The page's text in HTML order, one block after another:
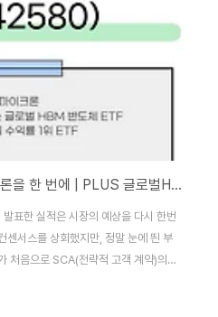
당주Plus커버드콜액티브0199C0월
삼성전자·SK하이닉스·마이크론을 한 번에 | PLUS 글로벌HBM반도체 ETF(442580)
표한 실적은 시장의 예상을 다시 한번
센서스를 상회했지만, 정말 눈에 띈 부
처음으로 SCA(전략적 고객 계약)의
"분기마다 출렁이는 사이클 산업"에